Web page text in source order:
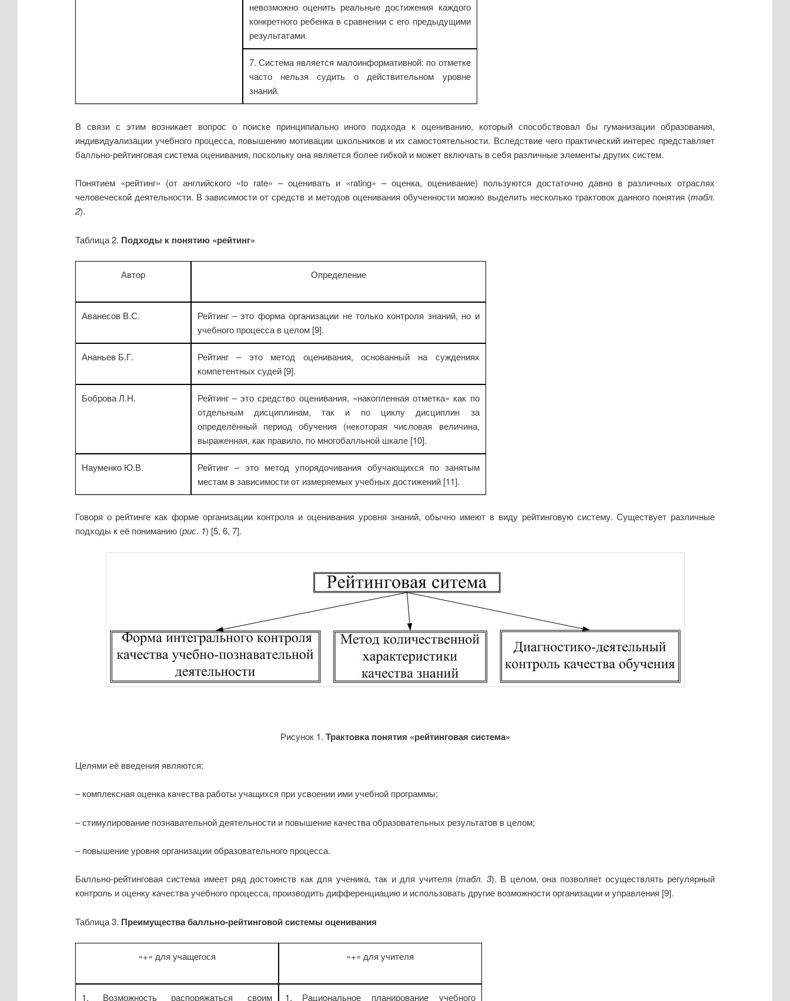
невозможно оценить реальные достижения каждого
конкретного ребенка в сравнении с его предыдущими
результатами.
7. Система является малоинформативной: по отметке
часто нельзя судить о действительном уровне
знаний.
В связи с этим возникает вопрос о поиске принципиально иного подхода к оцениванию, который способствовал бы гуманизации образования,
индивидуализации учебного процесса, повышению мотивации школьников и их самостоятельности. Вследствие чего практический интерес представляет
балльно-рейтинговая система оценивания, поскольку она является более гибкой и может включать в себя различные элементы других систем.
Понятием «рейтинг» (от английского «to rate» – оценивать и «rating» – оценка, оценивание) пользуются достаточно давно в различных отраслях
человеческой деятельности. В зависимости от средств и методов оценивания обученности можно выделить несколько трактовок данного понятия (табл.
2).
Таблица 2. Подходы к понятию «рейтинг»
Автор Определение
Аванесов В.С.
Рейтинг – это форма организации не только контроля знаний, но и
учебного процесса в целом [9].
Ананьев Б.Г.
Рейтинг – это метод оценивания, основанный на суждениях
компетентных судей [9].
Боброва Л.Н.
Рейтинг – это средство оценивания, «накопленная отметка» как по
отдельным дисциплинам, так и по циклу дисциплин за
определённый период обучения (некоторая числовая величина,
выраженная, как правило, по многобалльной шкале [10].
Науменко Ю.В.
Рейтинг – это метод упорядочивания обучающихся по занятым
местам в зависимости от измеряемых учебных достижений [11].
Говоря о рейтинге как форме организации контроля и оценивания уровня знаний, обычно имеют в виду рейтинговую систему. Существует различные
подходы к её пониманию (рис. 1) [5, 6, 7].
Рисунок 1. Трактовка понятия «рейтинговая система»
Целями её введения являются:
– комплексная оценка качества работы учащихся при усвоении ими учебной программы;
– стимулирование познавательной деятельности и повышение качества образовательных результатов в целом;
– повышение уровня организации образовательного процесса.
Балльно-рейтинговая система имеет ряд достоинств как для ученика, так и для учителя (табл. 3). В целом, она позволяет осуществлять регулярный
контроль и оценку качества учебного процесса, производить дифференциацию и использовать другие возможности организации и управления [9].
Таблица 3. Преимущества балльно-рейтинговой системы оценивания
«+» для учащегося «+» для учителя
1. Возможность распоряжаться своим 1. Рациональное планирование учебного